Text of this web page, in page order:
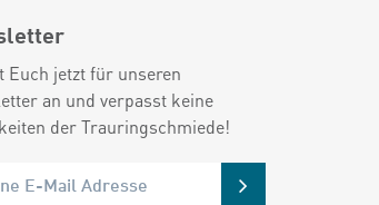
Euch jetzt für unseren
an und verpasst keine
der Trauringschmiede!